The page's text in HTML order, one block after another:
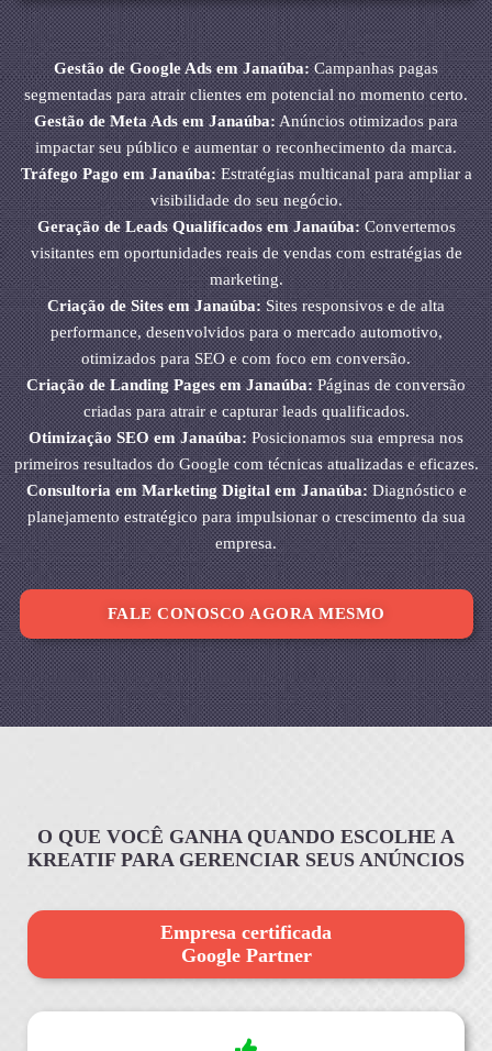
Gestão de Google Ads em Janaúba:Campanhas pagas
segmentadas para atrair clientes em potencial no momento certo.
Gestão de Meta Ads em Janaúba:Anúncios otimizados para
impactar seu público e aumentar o reconhecimento da marca.
Tráfego Pago em Janaúba:Estratégias multicanal para ampliar a
visibilidade do seu negócio.
Geração de Leads Qualificados em Janaúba:Convertemos
visitantes em oportunidades reais de vendas com estratégias de
marketing.
Criação de Sites em Janaúba:Sites responsivos e de alta
performance, desenvolvidos para o mercado automotivo,
otimizados para SEO e com foco em conversão.
Criação de Landing Pages em Janaúba:Páginas de conversão
criadas para atrair e capturar leads qualificados.
Otimização SEO em Janaúba:Posicionamos sua empresa nos
primeiros resultados do Google com técnicas atualizadas e eficazes.
Consultoria em Marketing Digital em Janaúba:Diagnóstico e
planejamento estratégico para impulsionar o crescimento da sua
empresa.
FALE CONOSCO AGORA MESMO
O QUE VOCÊ GANHA QUANDO ESCOLHE A
KREATIF PARA GERENCIAR SEUS ANÚNCIOS
Empresa certificada
Google Partner